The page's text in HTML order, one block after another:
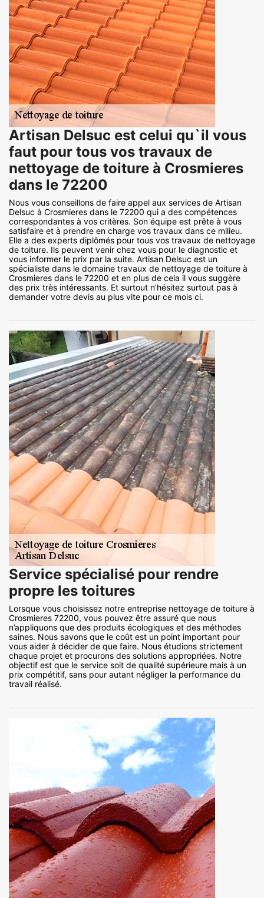
Artisan Delsuc est celui qu`il vous
faut pour tous vos travaux de
nettoyage de toiture à Crosmieres
dans le 72200
Nous vous conseillons de faire appel aux services de Artisan
Delsuc à Crosmieres dans le 72200 qui a des compétences
correspondantes à vos critères. Son équipe est prête à vous
satisfaire et à prendre en charge vos travaux dans ce milieu.
Elle a des experts diplômés pour tous vos travaux de nettoyage
de toiture. Ils peuvent venir chez vous pour le diagnostic et
vous informer le prix par la suite. Artisan Delsuc est un
spécialiste dans le domaine travaux de nettoyage de toiture à
Crosmieres dans le 72200 et en plus de cela il vous suggère
des prix très intéressants. Et surtout n’hésitez surtout pas à
demander votre devis au plus vite pour ce mois ci.
Service spécialisé pour rendre
propre les toitures
Lorsque vous choisissez notre entreprise nettoyage de toiture à
Crosmieres 72200, vous pouvez être assuré que nous
n’appliquons que des produits écologiques et des méthodes
saines. Nous savons que le coût est un point important pour
vous aider à décider de que faire. Nous étudions strictement
chaque projet et procurons des solutions appropriées. Notre
objectif est que le service soit de qualité supérieure mais à un
prix compétitif, sans pour autant négliger la performance du
travail réalisé.